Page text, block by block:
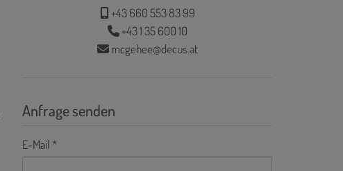
+43 660 553 83 99
+43 1 35 600 10
mcgehee@decus.at
Anfrage senden
E-Mail